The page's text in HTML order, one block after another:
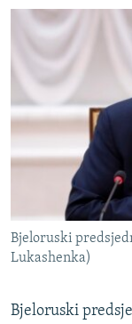
FOTOGALERIJE
INFOGRAFIKE
RAT U UKRAJINI
KINA NA
RSE PRIČE IZ
ISPRIČAJ MI
DNEVNO@RSE
SPECIJALI RSE
VIŠE OD NASLOVA
GENOCID U
TV LIBERTY
PRATITE NAS
Sve RFE/RL
Bjeloruski
Lukashenka)
Bjeloruski